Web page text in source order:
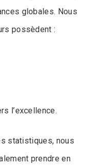
globales. Nous
possèdent :
l’excellence.
statistiques, nous
prendre en